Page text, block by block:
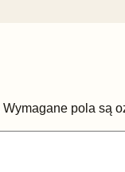
Wymagane pola są